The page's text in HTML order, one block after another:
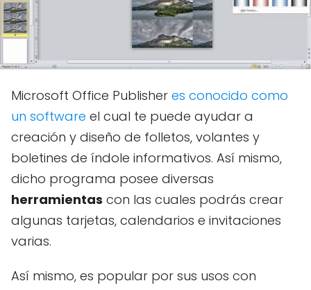
Microsoft Office Publisher es conocido como
un software el cual te puede ayudar a
creación y diseño de folletos, volantes y
boletines de índole informativos. Así mismo,
dicho programa posee diversas
herramientas con las cuales podrás crear
algunas tarjetas, calendarios e invitaciones
varias.
Así mismo, es popular por sus usos con